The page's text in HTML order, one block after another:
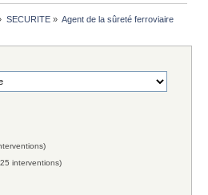
SECURITE» Agent de la sûreté ferroviaire
interventions)